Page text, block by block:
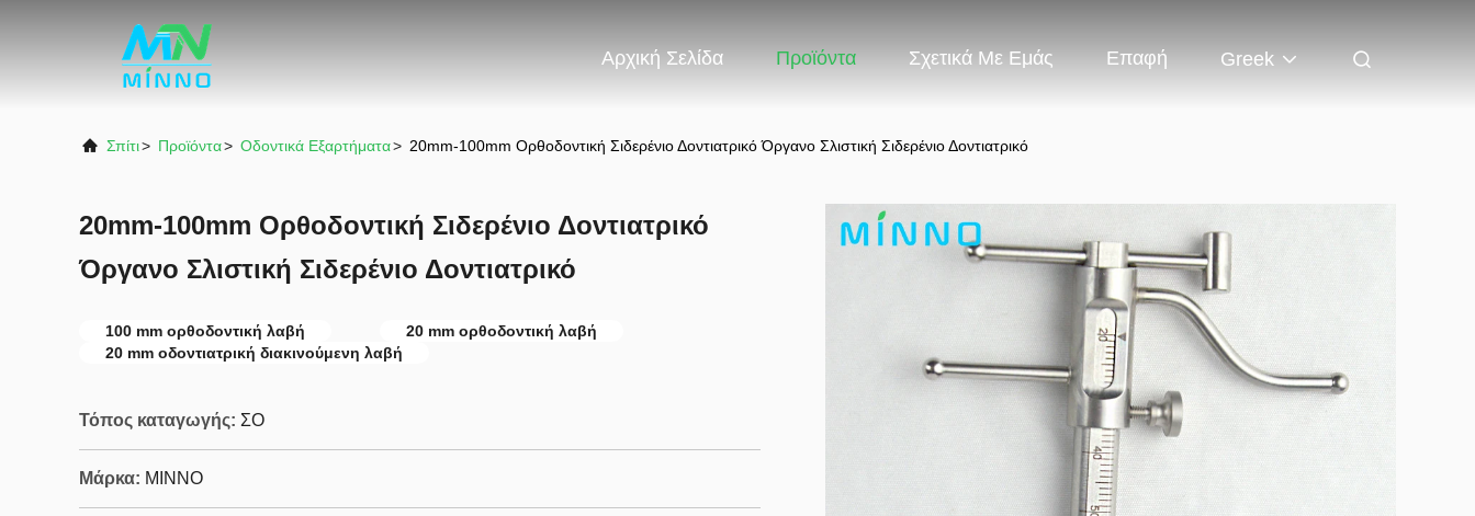
Αρχική Σελίδα Προϊόντα Σχετικά Με Εμάς Επαφή Greek
Σπίτι> Προϊόντα> Οδοντικά Εξαρτήματα> 20mm-100mm Ορθοδοντική Σιδερένιο Δοντιατρικό Όργανο Σλιστική Σιδερένιο Δοντιατρικό
20mm-100mm Ορθοδοντική Σιδερένιο Δοντιατρικό
Όργανο Σλιστική Σιδερένιο Δοντιατρικό
100 mm ορθοδοντική λαβή
20 mm ορθοδοντική λαβή
20 mm οδοντιατρική διακινούμενη λαβή
Τόπος καταγωγής: ΣΟ
Μάρκα: MINNO